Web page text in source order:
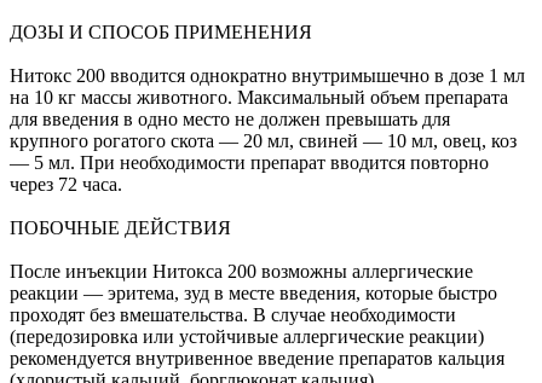
ДОЗЫ И СПОСОБ ПРИМЕНЕНИЯ
Нитокс 200 вводится однократно внутримышечно в дозе 1 мл
на 10 кг массы животного. Максимальный объем препарата
для введения в одно место не должен превышать для
крупного рогатого скота — 20 мл, свиней — 10 мл, овец, коз
— 5 мл. При необходимости препарат вводится повторно
через 72 часа.
ПОБОЧНЫЕ ДЕЙСТВИЯ
После инъекции Нитокса 200 возможны аллергические
реакции — эритема, зуд в месте введения, которые быстро
проходят без вмешательства. В случае необходимости
(передозировка или устойчивые аллергические реакции)
рекомендуется внутривенное введение препаратов кальция